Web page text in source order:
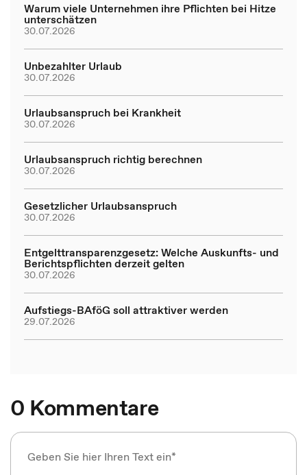
Warum viele Unternehmen ihre Pflichten bei Hitze
unterschätzen
30.07.2026
Unbezahlter Urlaub
30.07.2026
Urlaubsanspruch bei Krankheit
30.07.2026
Urlaubsanspruch richtig berechnen
30.07.2026
Gesetzlicher Urlaubsanspruch
30.07.2026
Entgelttransparenzgesetz: Welche Auskunfts- und
Berichtspflichten derzeit gelten
30.07.2026
Aufstiegs-BAföG soll attraktiver werden
29.07.2026
0 Kommentare